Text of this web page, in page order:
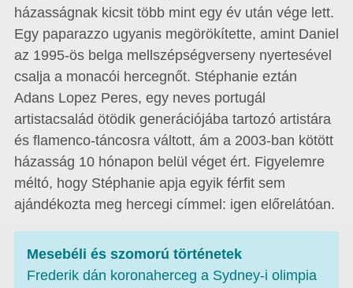
házasságnak kicsit több mint egy év után vége lett.
Egy paparazzo ugyanis megörökítette, amint Daniel
az 1995-ös belga mellszépségverseny nyertesével
csalja a monacói hercegnőt. Stéphanie eztán
Adans Lopez Peres, egy neves portugál
artistacsalád ötödik generációjába tartozó artistára
és flamenco-táncosra váltott, ám a 2003-ban kötött
házasság 10 hónapon belül véget ért. Figyelemre
méltó, hogy Stéphanie apja egyik férfit sem
ajándékozta meg hercegi címmel: igen előrelátóan.
Mesebéli és szomorú történetek
Frederik dán koronaherceg a Sydney-i olimpia